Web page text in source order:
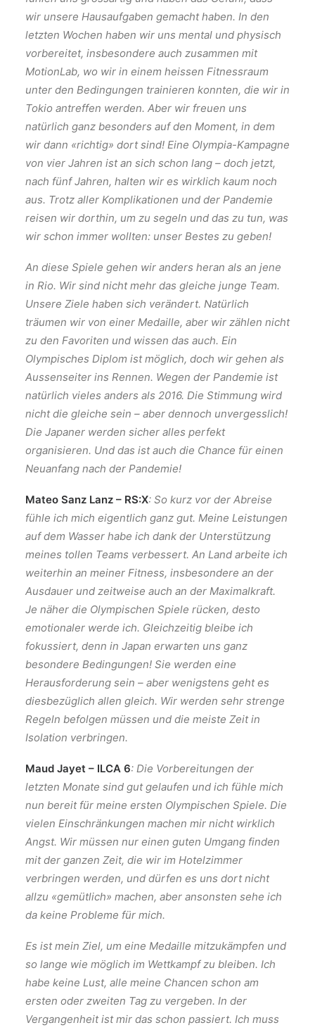
wir unsere Hausaufgaben gemacht haben. In den
letzten Wochen haben wir uns mental und physisch
vorbereitet, insbesondere auch zusammen mit
MotionLab, wo wir in einem heissen Fitnessraum
unter den Bedingungen trainieren konnten, die wir in
Tokio antreffen werden. Aber wir freuen uns
natürlich ganz besonders auf den Moment, in dem
wir dann «richtig» dort sind! Eine Olympia-Kampagne
von vier Jahren ist an sich schon lang – doch jetzt,
nach fünf Jahren, halten wir es wirklich kaum noch
aus. Trotz aller Komplikationen und der Pandemie
reisen wir dorthin, um zu segeln und das zu tun, was
wir schon immer wollten: unser Bestes zu geben!
An diese Spiele gehen wir anders heran als an jene
in Rio. Wir sind nicht mehr das gleiche junge Team.
Unsere Ziele haben sich verändert. Natürlich
träumen wir von einer Medaille, aber wir zählen nicht
zu den Favoriten und wissen das auch. Ein
Olympisches Diplom ist möglich, doch wir gehen als
Aussenseiter ins Rennen. Wegen der Pandemie ist
natürlich vieles anders als 2016. Die Stimmung wird
nicht die gleiche sein – aber dennoch unvergesslich!
Die Japaner werden sicher alles perfekt
organisieren. Und das ist auch die Chance für einen
Neuanfang nach der Pandemie!
Mateo Sanz Lanz – RS:X: So kurz vor der Abreise
fühle ich mich eigentlich ganz gut. Meine Leistungen
auf dem Wasser habe ich dank der Unterstützung
meines tollen Teams verbessert. An Land arbeite ich
weiterhin an meiner Fitness, insbesondere an der
Ausdauer und zeitweise auch an der Maximalkraft.
Je näher die Olympischen Spiele rücken, desto
emotionaler werde ich. Gleichzeitig bleibe ich
fokussiert, denn in Japan erwarten uns ganz
besondere Bedingungen! Sie werden eine
Herausforderung sein – aber wenigstens geht es
diesbezüglich allen gleich. Wir werden sehr strenge
Regeln befolgen müssen und die meiste Zeit in
Isolation verbringen.
Maud Jayet – ILCA 6: Die Vorbereitungen der
letzten Monate sind gut gelaufen und ich fühle mich
nun bereit für meine ersten Olympischen Spiele. Die
vielen Einschränkungen machen mir nicht wirklich
Angst. Wir müssen nur einen guten Umgang finden
mit der ganzen Zeit, die wir im Hotelzimmer
verbringen werden, und dürfen es uns dort nicht
allzu «gemütlich» machen, aber ansonsten sehe ich
da keine Probleme für mich.
Es ist mein Ziel, um eine Medaille mitzukämpfen und
so lange wie möglich im Wettkampf zu bleiben. Ich
habe keine Lust, alle meine Chancen schon am
ersten oder zweiten Tag zu vergeben. In der
Vergangenheit ist mir das schon passiert. Ich muss